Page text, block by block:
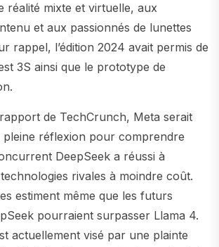
réalité mixte et virtuelle, aux
et aux passionnés de lunettes
rappel, l’édition 2024 avait permis de
3S ainsi que le prototype de
de TechCrunch, Meta serait
pleine réflexion pour comprendre
DeepSeek a réussi à
rivales à moindre coût.
estiment même que les futurs
pourraient surpasser Llama 4.
actuellement visé par une plainte